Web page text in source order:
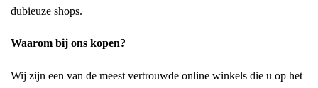
dubieuze shops.
Waarom bij ons kopen?
Wij zijn een van de meest vertrouwde online winkels die u op het